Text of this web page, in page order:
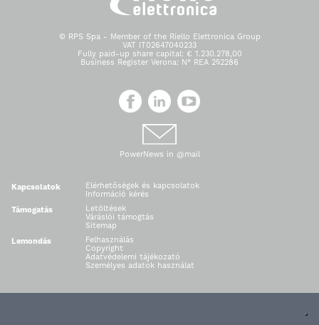
© RPS Spa - Member of the Riello Elettronica Group
VAT IT02647040233
Fully paid-up share capital: € 1.230.278,00
Business Register Verona: N° REA 252286
PowerNews in @mail
Kapcsolatok
Elérhetőségek és kapcsolatok
Információ kérés
Támogatás
Letöltések
Váráslói támogtás
Sitemap
Lemondás
Felhasználás
Copyright
Adatvédelemi tájékozató
Személyes adatok használat